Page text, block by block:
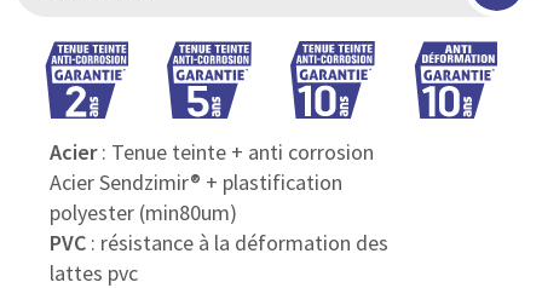
Acier: Tenue teinte + anti corrosion
Acier Sendzimir® + plastification
polyester (min80um)
PVC: résistance à la déformation des
lattes pvc